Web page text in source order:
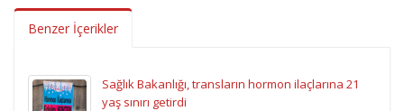
Benzer İçerikler
Sağlık Bakanlığı, transların hormon ilaçlarına 21
yaş sınırı getirdi